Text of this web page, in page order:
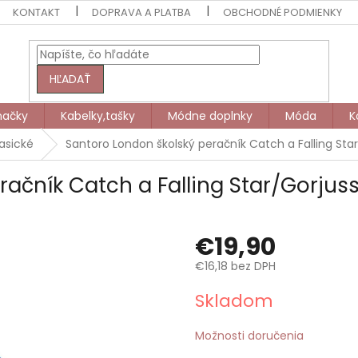
KONTAKT DOPRAVA A PLATBA OBCHODNÉ PODMIENKY
HĽADAŤ
Kabelky,tašky Módne doplnky Móda
Santoro London školský peračník Catch a Falling
Catch a Falling Star/Gorjuss
€19,90
€16,18 bez DPH
cena:
Skladom
Možnosti doručenia